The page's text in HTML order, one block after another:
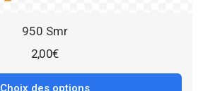
950 Smr
2,00€
Choix des options